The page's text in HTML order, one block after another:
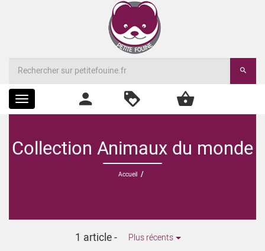
Toggle
navigation
Collection Animaux du monde
Accueil /
1 article- Plus récents